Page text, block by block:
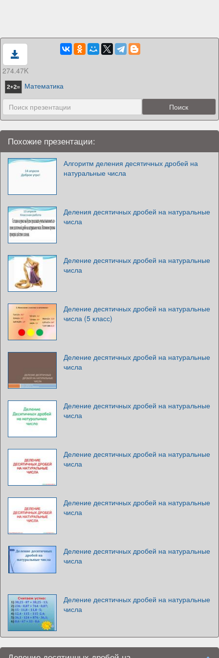
274.47K
Математика
Похожие презентации:
Алгоритм деления десятичных дробей на
натуральные числа
Деления десятичных дробей на натуральные
числа
Деление десятичных дробей на натуральные
числа
Деление десятичных дробей на натуральные
числа (5 класс)
Деление десятичных дробей на натуральные
числа
Деление десятичных дробей на натуральные
числа
Деление десятичных дробей на натуральные
числа
Деление десятичных дробей на натуральные
числа
Деление десятичных дробей на натуральные
числа
Деление десятичных дробей на натуральные
числа